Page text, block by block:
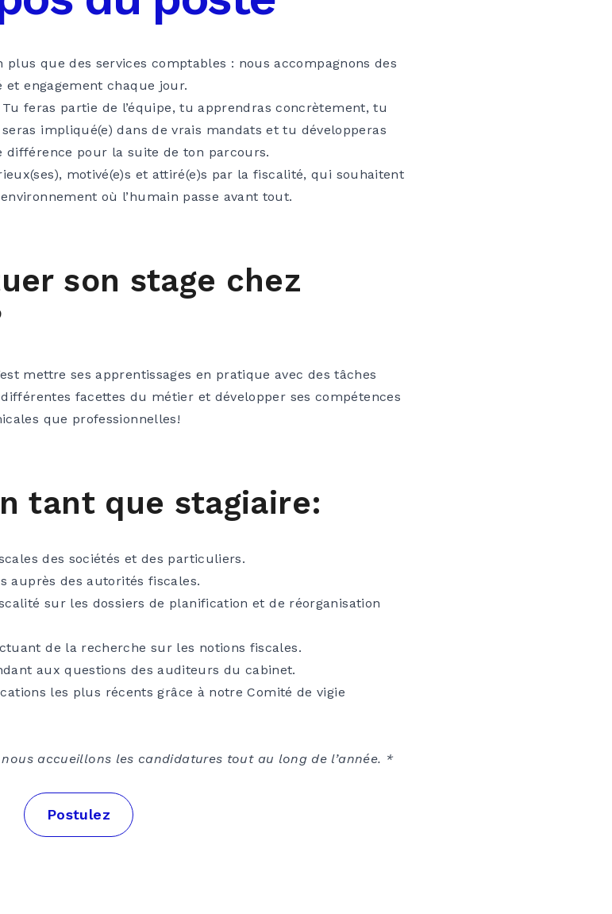
que des services comptables : nous accompagnons des
engagement chaque jour.
feras partie de l’équipe, tu apprendras concrètement, tu
impliqué(e) dans de vrais mandats et tu développeras
pour la suite de ton parcours.
motivé(e)s et attiré(e)s par la fiscalité, qui souhaitent
où l’humain passe avant tout.
son stage chez
mettre ses apprentissages en pratique avec des tâches
facettes du métier et développer ses compétences
que professionnelles!
tant que stagiaire:
des sociétés et des particuliers.
auprès des autorités fiscales.
sur les dossiers de planification et de réorganisation
de la recherche sur les notions fiscales.
aux questions des auditeurs du cabinet.
les plus récents grâce à notre Comité de vigie
accueillons les candidatures tout au long de l’année. *
Postulez